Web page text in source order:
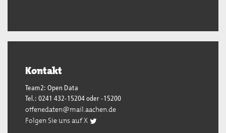
Kontakt
Team2: Open Data
Tel.: 0241 432-15204 oder -15200
offenedaten@mail.aachen.de
Folgen Sie uns auf X